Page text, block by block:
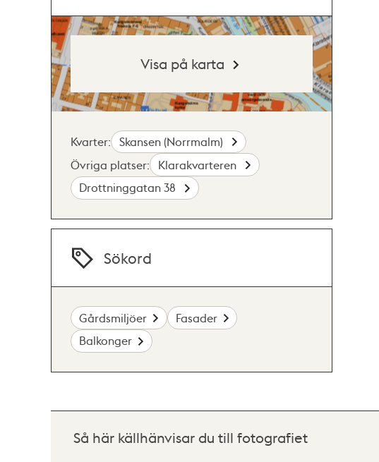
Visa på karta
Kvarter:
Skansen (Norrmalm)
Övriga platser:
Klarakvarteren
Drottninggatan 38
Sökord
Gårdsmiljöer
Fasader
Balkonger
Så här källhänvisar du till fotografiet